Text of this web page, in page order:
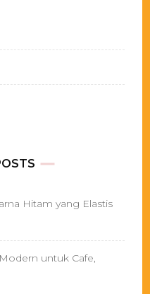
Hitam yang Elastis
untuk Cafe,